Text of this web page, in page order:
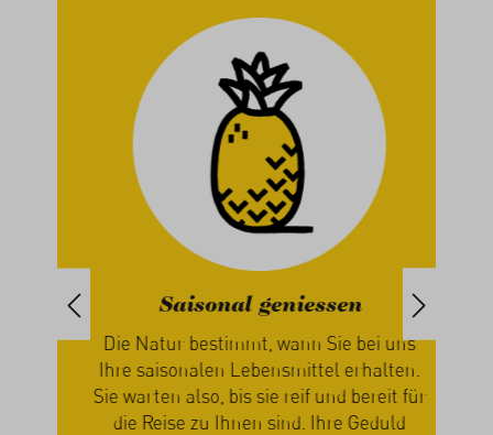
Saisonal geniessen
Die Natur bestimmt, wann Sie bei uns
Ihre saisonalen Lebensmittel erhalten.
Sie warten also, bis sie reif und bereit für
die Reise zu Ihnen sind. Ihre Geduld